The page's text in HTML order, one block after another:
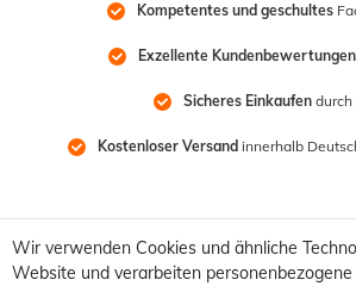
Kompetentes und geschultes
Exzellente Kundenbewertungen
Sicheres Einkaufen durch
Kostenloser Versand innerhalb
Wir verwenden Cookies und ähnliche
Website und verarbeiten